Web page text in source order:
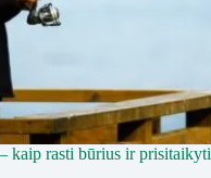
kaip rasti būrius ir prisitaikyti